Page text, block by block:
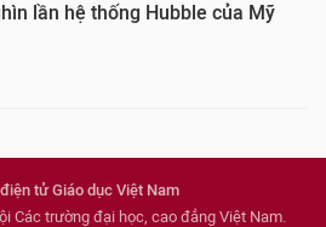
lần hệ thống Hubble của Mỹ
tử Giáo dục Việt Nam
Các trường đại học, cao đẳng Việt Nam.